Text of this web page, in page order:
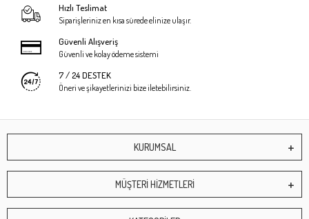
Hızlı Teslimat
Siparişleriniz en kısa sürede elinize ulaşır.
Güvenli Alışveriş
Güvenli ve kolay ödeme sistemi
7 / 24 DESTEK
Öneri ve şikayetlerinizi bize iletebilirsiniz.
KURUMSAL
MÜŞTERİ HİZMETLERİ